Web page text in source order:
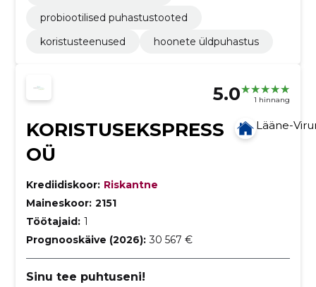
probiootilised puhastustooted
koristusteenused
hoonete üldpuhastus
5.0 1 hinnang
KORISTUSEKSPRESS
OÜ
Lääne-
Krediidiskoor: Riskantne
Maineskoor: 2151
Töötajaid: 1
Prognooskäive (2026): 30 567 €
Sinu tee puhtuseni!